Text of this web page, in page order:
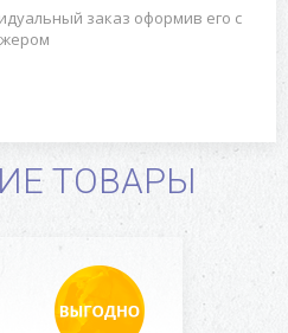
заказ оформив его с
ТОВАРЫ